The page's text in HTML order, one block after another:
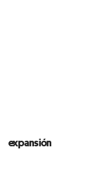
expansión